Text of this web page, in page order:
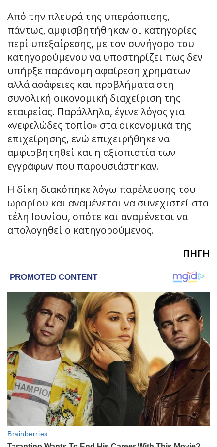
Από την πλευρά της υπεράσπισης,
πάντως, αμφισβητήθηκαν οι κατηγορίες
περί υπεξαίρεσης, με τον συνήγορο του
κατηγορούμενου να υποστηρίζει πως δεν
υπήρξε παράνομη αφαίρεση χρημάτων
αλλά ασάφειες και προβλήματα στη
συνολική οικονομική διαχείριση της
εταιρείας. Παράλληλα, έγινε λόγος για
«νεφελώδες τοπίο» στα οικονομικά της
επιχείρησης, ενώ επιχειρήθηκε να
αμφισβητηθεί και η αξιοπιστία των
εγγράφων που παρουσιάστηκαν.
Η δίκη διακόπηκε λόγω παρέλευσης του
ωραρίου και αναμένεται να συνεχιστεί στα
τέλη Ιουνίου, οπότε και αναμένεται να
απολογηθεί ο κατηγορούμενος.
ΠΗΓΗ